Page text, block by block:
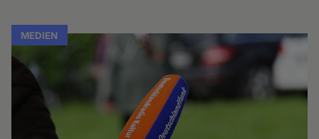
MEDIEN